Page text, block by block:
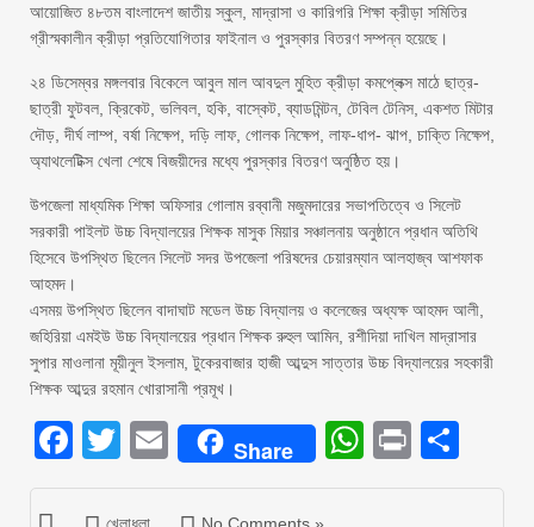
আয়োজিত ৪৮তম বাংলাদেশ জাতীয় স্কুল, মাদ্রাসা ও কারিগরি শিক্ষা ক্রীড়া সমিতির
গ্রীস্মকালীন ক্রীড়া প্রতিযোগিতার ফাইনাল ও পুরস্কার বিতরণ সম্পন্ন হয়েছে।
২৪ ডিসেম্বর মঙ্গলবার বিকেলে আবুল মাল আবদুল মুহিত ক্রীড়া কমপ্লেক্স মাঠে ছাত্র-
ছাত্রী ফুটবল, ক্রিকেট, ভলিবল, হকি, বাস্কেট, ব্যাডমিন্টন, টেবিল টেনিস, একশত মিটার
দৌড়, দীর্ঘ লাম্প, বর্ষা নিক্ষেপ, দড়ি লাফ, গোলক নিক্ষেপ, লাফ-ধাপ- ঝাপ, চাক্তি নিক্ষেপ,
অ্যাথলেটিক্স খেলা শেষে বিজয়ীদের মধ্যে পুরস্কার বিতরণ অনুষ্ঠিত হয়।
উপজেলা মাধ্যমিক শিক্ষা অফিসার গোলাম রব্বানী মজুমদারের সভাপতিত্বে ও সিলেট
সরকারী পাইলট উচ্চ বিদ্যালয়ের শিক্ষক মাসুক মিয়ার সঞ্চালনায় অনুষ্ঠানে প্রধান অতিথি
হিসেবে উপস্থিত ছিলেন সিলেট সদর উপজেলা পরিষদের চেয়ারম্যান আলহাজ্ব আশফাক
আহমদ।
এসময় উপস্থিত ছিলেন বাদাঘাট মডেল উচ্চ বিদ্যালয় ও কলেজের অধ্যক্ষ আহমদ আলী,
জহিরিয়া এমইউ উচ্চ বিদ্যালয়ের প্রধান শিক্ষক রুহুল আমিন, রশীদিয়া দাখিল মাদ্রাসার
সুপার মাওলানা মূয়ীনুল ইসলাম, টুকেরবাজার হাজী আব্দুস সাত্তার উচ্চ বিদ্যালয়ের সহকারী
শিক্ষক আব্দুর রহমান খোরাসানী প্রমূখ।
Facebook
Twitter
EmailShare Print